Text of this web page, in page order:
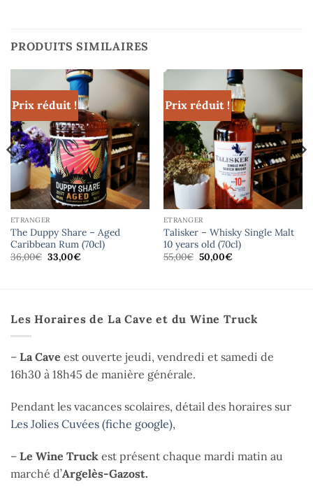
PRODUITS SIMILAIRES
Prix réduit !
ETRANGER
The Duppy Share – Aged
Caribbean Rum (70cl)
36,00€ Le
prix
33,00€Le
Prix réduit !
ETRANGER
Talisker – Whisky Single Malt
10 years old (70cl)
55,00€ Le
prix
50,00€Le
Les Horaires de La Cave et du Wine Truck
– La Cave est ouverte jeudi, vendredi et samedi de
16h30 à 18h45 de manière générale.
Pendant les vacances scolaires, détail des horaires sur
Les Jolies Cuvées (fiche google),
– Le Wine Truck est présent chaque mardi matin au
marché d’Argelès-Gazost.